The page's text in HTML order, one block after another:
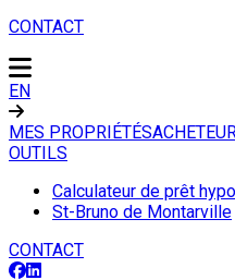
CONTACT
EN
MES PROPRIÉTÉS
OUTILS
Calculateur de prêt
St-Bruno de Montarville
CONTACT